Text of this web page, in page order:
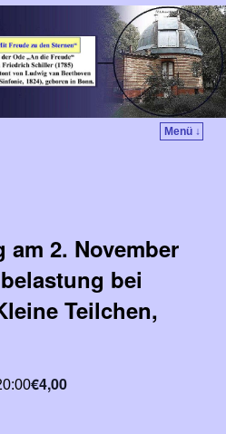
Menü ↓
2. November
bei
Teilchen,
€4,00